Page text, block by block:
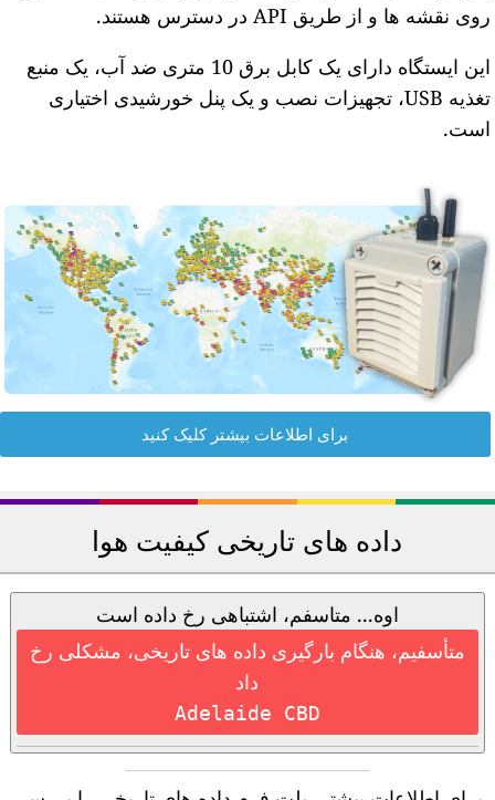
روی نقشه ها و از طریق API در دسترس هستند.
این ایستگاه دارای یک کابل برق 10 متری ضد آب، یک منبع
تغذیه USB، تجهیزات نصب و یک پنل خورشیدی اختیاری
است.
برای اطلاعات بیشتر کلیک کنید
داده های تاریخی کیفیت هوا
اوه... متاسفم، اشتباهی رخ داده است
متأسفیم، هنگام بارگیری داده های تاریخی، مشکلی رخ
داد
Adelaide CBD